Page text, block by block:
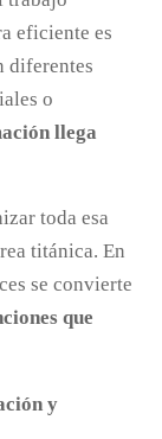
eficiente es
diferentes
o
llega
toda esa
titánica. En
se convierte
que
y